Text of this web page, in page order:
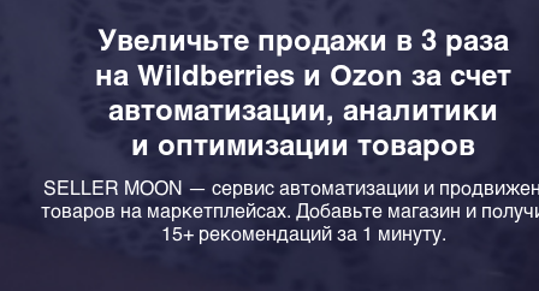
Увеличьте продажи в 3 раза
на Wildberries и Ozon за счет
автоматизации, аналитики
и оптимизации товаров
SELLER MOON — сервис автоматизации и
товаров на маркетплейсах. Добавьте магазин и
15+ рекомендаций за 1 минуту.